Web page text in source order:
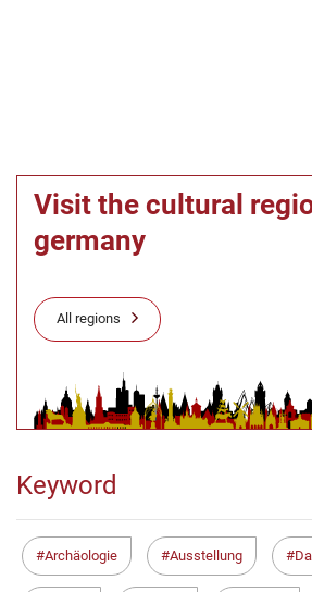
Visit the cultural
germany
All regions
Keyword
Archäologie Ausstellung